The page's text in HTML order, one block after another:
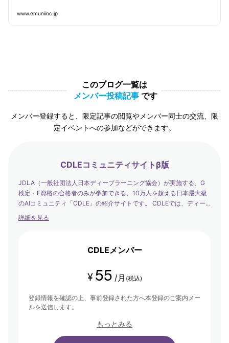
www.emuniinc.jp
このブログ一覧は
メンバー投稿記事 です
メンバー登録すると、限定記事の閲覧やメンバー同士の交流、限
定イベントへの参加などができます。
CDLEコミュニティサイトβ版
JDLA（一般社団法人日本ディープラーニング協会）が実施する、G
検定・E資格の合格者のみが参加できる、10万人を超える日本最大級
のAIコミュニティ「CDLE」の紹介サイトです。 CDLEでは、ディー
プラーニングの社会実装の日本代表として、社会を発展させるエバン
詳細を見る
CDLEメンバー
¥ 55 /月 (税込)
登録情報を確認の上、事前登録された方へ本登録のご案内メー
ルを送信します。
もっとみる